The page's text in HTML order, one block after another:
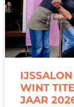
WINT
JAAR